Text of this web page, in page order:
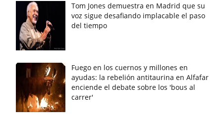
Tom Jones demuestra en Madrid que su
voz sigue desafiando implacable el paso
del tiempo
Fuego en los cuernos y millones en
ayudas: la rebelión antitaurina en Alfafar
enciende el debate sobre los 'bous al
carrer'